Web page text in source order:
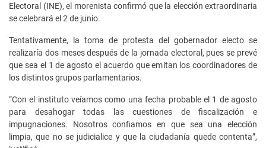
Electoral (INE), el morenista confirmó que la elección extraordinaria
se celebrará el 2 de junio.
Tentativamente, la toma de protesta del gobernador electo se
realizaría dos meses después de la jornada electoral, pues se prevé
que sea el 1 de agosto el acuerdo que emitan los coordinadores de
los distintos grupos parlamentarios.
“Con el instituto veíamos como una fecha probable el 1 de agosto
para desahogar todas las cuestiones de fiscalización e
impugnaciones. Nosotros confiamos en que sea una elección
limpia, que no se judicialice y que la ciudadanía quede contenta”,